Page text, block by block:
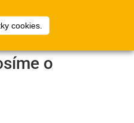
cookies.
o